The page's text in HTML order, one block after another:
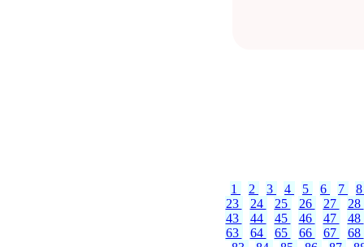
1 2 3 4 5 6 7
23
24 25 26 27
28
43
44 45 46 47
48
63
64 65 66 67
68